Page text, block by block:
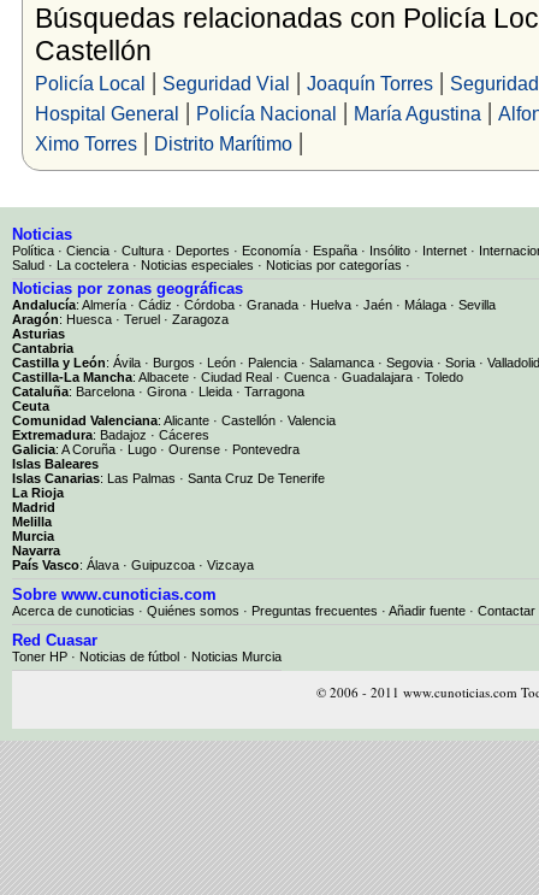
Búsquedas relacionadas con Policía
Castellón
Policía Local | Seguridad Vial | Joaquín Torres|
Hospital General | Policía Nacional | María Agustina |
Ximo Torres| Distrito Marítimo|
Noticias
Política · Ciencia · Cultura · Deportes · Economía · España · Insólito · Internet ·
Salud · La coctelera · Noticias especiales · Noticias por categorías ·
Noticias por zonas geográficas
Andalucía: Almería · Cádiz · Córdoba · Granada · Huelva · Jaén · Málaga · Sevilla
Aragón: Huesca · Teruel · Zaragoza
Asturias
Cantabria
Castilla y León: Ávila · Burgos · León · Palencia · Salamanca · Segovia · Soria · Valladolid
Castilla-La Mancha: Albacete · Ciudad Real · Cuenca · Guadalajara · Toledo
Cataluña: Barcelona · Girona · Lleida · Tarragona
Ceuta
Comunidad Valenciana: Alicante · Castellón · Valencia
Extremadura: Badajoz · Cáceres
Galicia: A Coruña · Lugo · Ourense · Pontevedra
Islas Baleares
Islas Canarias: Las Palmas · Santa Cruz De Tenerife
La Rioja
Madrid
Melilla
Murcia
Navarra
País Vasco: Álava · Guipuzcoa · Vizcaya
Sobre www.cunoticias.com
Acerca de cunoticias · Quiénes somos · Preguntas frecuentes · Añadir fuente · Contactar
Red Cuasar
Toner HP · Noticias de fútbol · Noticias Murcia
© 2006 - 2011 www.cunoticias.com